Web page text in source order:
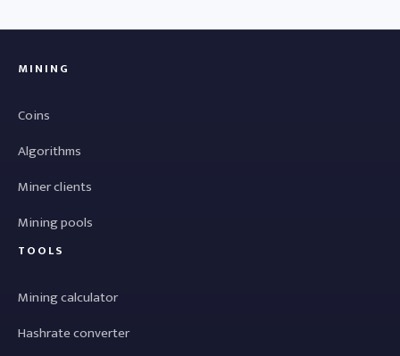
MINING
Coins
Algorithms
Miner clients
Mining pools
TOOLS
Mining calculator
Hashrate converter